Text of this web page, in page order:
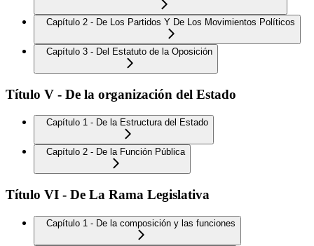
Capítulo 2 - De Los Partidos Y De Los Movimientos Políticos
Capítulo 3 - Del Estatuto de la Oposición
Título V - De la organización del Estado
Capítulo 1 - De la Estructura del Estado
Capítulo 2 - De la Función Pública
Título VI - De La Rama Legislativa
Capítulo 1 - De la composición y las funciones